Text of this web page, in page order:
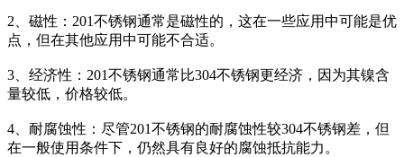
2、磁性：201不锈钢通常是磁性的，这在一些应用中可能是优
点，但在其他应用中可能不合适。
3、经济性：201不锈钢通常比304不锈钢更经济，因为其镍含
量较低，价格较低。
4、耐腐蚀性：尽管201不锈钢的耐腐蚀性较304不锈钢差，但
在一般使用条件下，仍然具有良好的腐蚀抵抗能力。